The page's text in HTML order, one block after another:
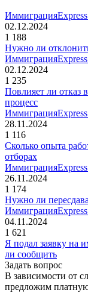
Иммиграция
02.12.2024
1 188
Нужно ли
Иммиграция
02.12.2024
1 235
Повлияет ли отказ
процесс
Иммиграция
28.11.2024
1 116
Сколько опыта
отборах
Иммиграция
26.11.2024
1 174
Нужно ли
Иммиграция
04.11.2024
1 621
Я подал заявку на
ли сообщить
Задать вопрос
В зависимости от
предложим